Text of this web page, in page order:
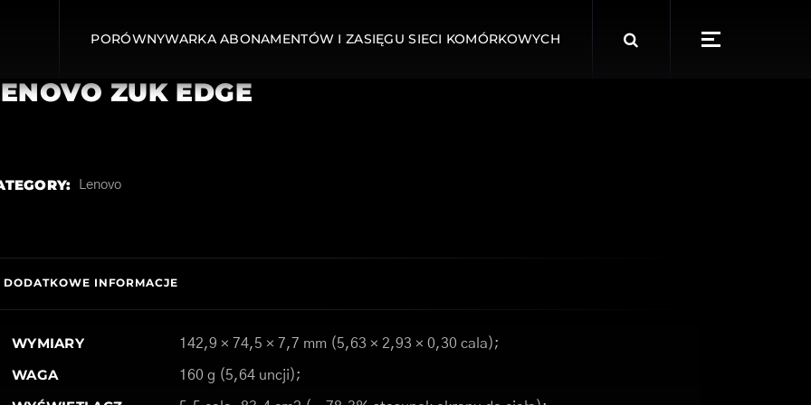
PORÓWNYWARKA ABONAMENTÓW I ZASIĘGU SIECI KOMÓRKOWYCH
for:
ZUK EDGE
Lenovo
DODATKOWE INFORMACJE
WYMIARY 142,9 × 74,5 × 7,7 mm (5,63 × 2,93 × 0,30 cala);
WAGA 160 g (5,64 uncji);